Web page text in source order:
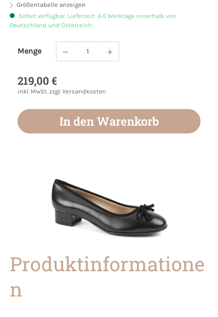
Größentabelle anzeigen
Sofort verfügbar, Lieferzeit: 3-5 Werktage innerhalb von
Deutschland und Österreich
Menge
Produkt Anzahl: Gib den gewünschten
219,00 €
inkl. MwSt. zzgl. Versandkosten
In den Warenkorb
Produktinformatione
n